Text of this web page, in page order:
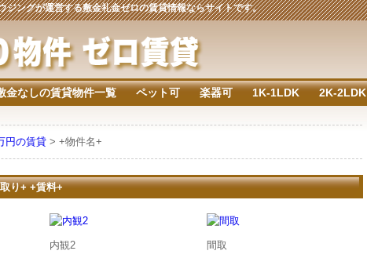
ジングが運営する敷金礼金ゼロの賃貸情報ならサイトです。
金なしの賃貸物件一覧 ペット可 楽器可 1K-1LDK 2K-2LDK
円の賃貸 > +物件名+
り+ +賃料+
内観2 間取